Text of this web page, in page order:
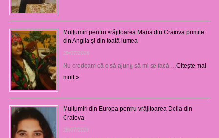
Mulţumiri pentru vrăjitoarea Maria din Craiova primite
din Anglia și din toată lumea
29/07/2026
Nu credeam că o să ajung să mi se facă … Citește mai
mult »
Mulţumiri din Europa pentru vrăjitoarea Delia din
Craiova
28/07/2026